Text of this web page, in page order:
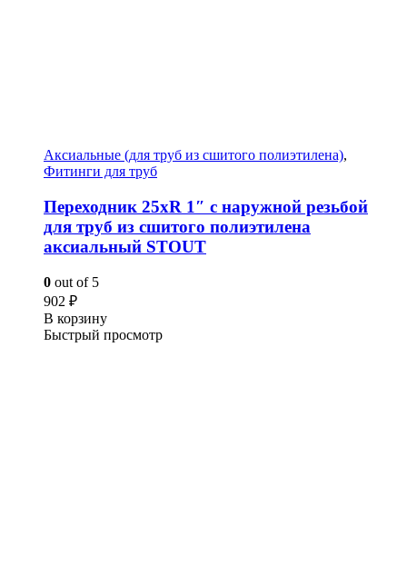
Аксиальные (для труб из сшитого полиэтилена),
Фитинги для труб
Переходник 25xR 1″ с наружной резьбой
для труб из сшитого полиэтилена
аксиальный STOUT
0 out of 5
902 ₽
В корзину
Быстрый просмотр